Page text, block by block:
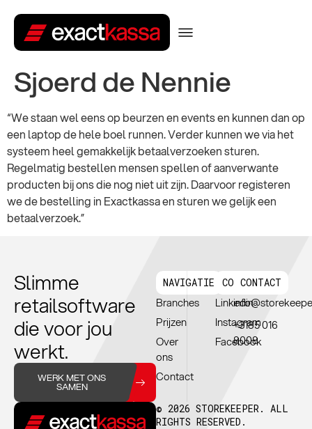
Sjoerd de Nennie
“We staan wel eens op beurzen en events en kunnen dan op
een laptop de hele boel runnen. Verder kunnen we via het
systeem heel gemakkelijk betaalverzoeken sturen.
Regelmatig bestellen mensen spellen of aanverwante
producten bij ons die nog niet uit zijn. Daarvoor registeren
we de bestelling in Exactkassa en sturen we gelijk een
betaalverzoek.”
Slimme
retailsoftware
die voor jou
werkt.
WERK MET ONS
SAMEN
NAVIGATIE
Branches
Prijzen
Over
ons
Contact
CONNTECT
Linkedin
Instagram
Facebook
CONTACT
+3185 016
8008
© 2026 STOREKEEPER. ALL
RIGHTS RESERVED.